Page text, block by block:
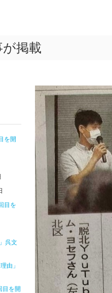
掲載
を開
目を
呉文
由」
を開